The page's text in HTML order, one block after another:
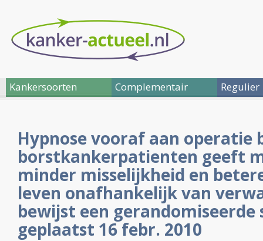
Kankersoorten Complementair Regulier
Hypnose vooraf aan operatie
borstkankerpatienten geeft
minder misselijkheid en
leven onafhankelijk van
bewijst een
geplaatst 16 febr. 2010